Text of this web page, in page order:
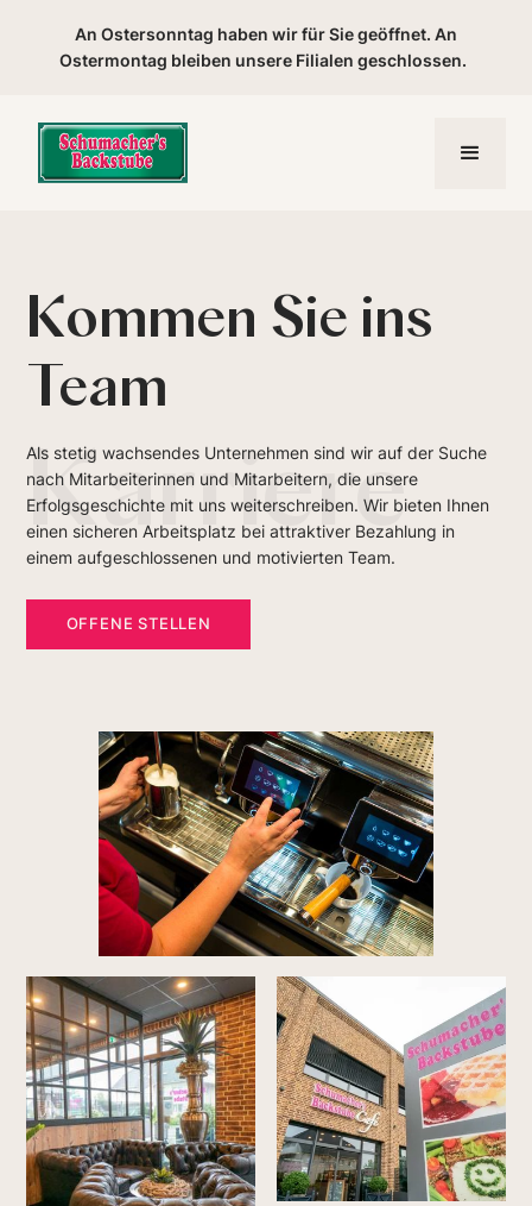
An Ostersonntag haben wir für Sie geöffnet. An
Ostermontag bleiben unsere Filialen geschlossen.
Kommen Sie ins
Team
Karriere
Als stetig wachsendes Unternehmen sind wir auf der Suche
nach Mitarbeiterinnen und Mitarbeitern, die unsere
Erfolgsgeschichte mit uns weiterschreiben. Wir bieten Ihnen
einen sicheren Arbeitsplatz bei attraktiver Bezahlung in
einem aufgeschlossenen und motivierten Team.
OFFENE STELLEN